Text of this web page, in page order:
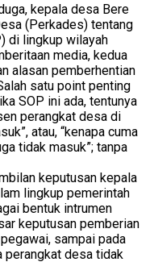
kepala desa Bere
(Perkades) tentang
di lingkup wilayah
media, kedua
alasan pemberhentian
satu point penting
SOP ini ada, tentunya
perangkat desa di
atau, “kenapa cuma
tidak masuk”; tanpa
keputusan kepala
lingkup pemerintah
bentuk intrumen
keputusan pemberian
sampai pada
perangkat desa tidak